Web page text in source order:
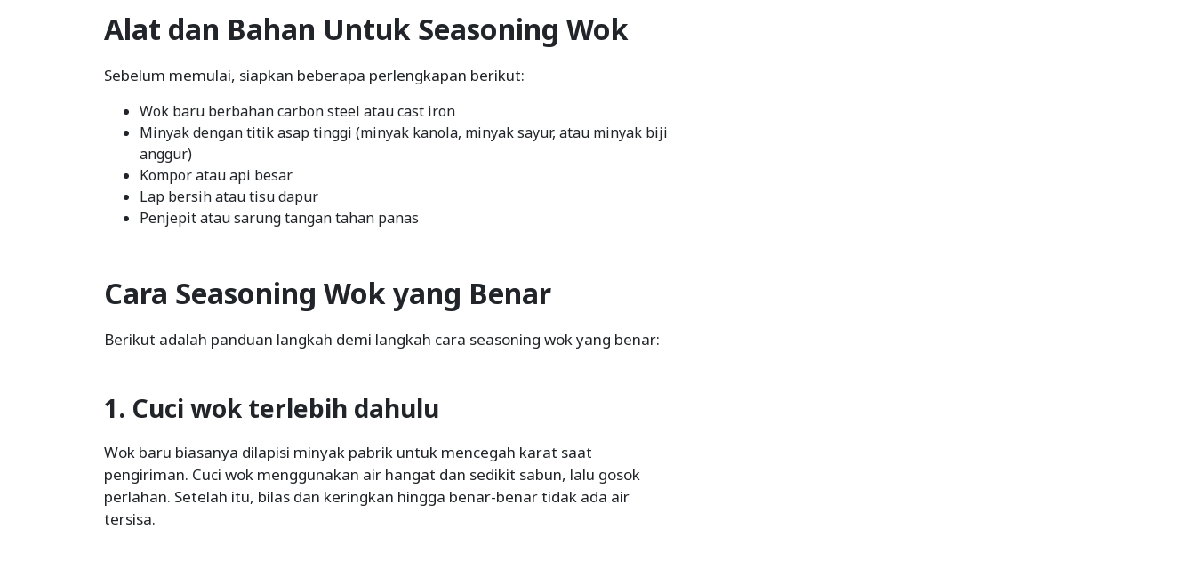
Alat dan Bahan Untuk Seasoning Wok
Sebelum memulai, siapkan beberapa perlengkapan berikut:
Wok baru berbahan carbon steel atau cast iron
Minyak dengan titik asap tinggi (minyak kanola, minyak sayur, atau minyak biji
anggur)
Kompor atau api besar
Lap bersih atau tisu dapur
Penjepit atau sarung tangan tahan panas
Cara Seasoning Wok yang Benar
Berikut adalah panduan langkah demi langkah cara seasoning wok yang benar:
1. Cuci wok terlebih dahulu
Wok baru biasanya dilapisi minyak pabrik untuk mencegah karat saat
pengiriman. Cuci wok menggunakan air hangat dan sedikit sabun, lalu gosok
perlahan. Setelah itu, bilas dan keringkan hingga benar-benar tidak ada air
tersisa.